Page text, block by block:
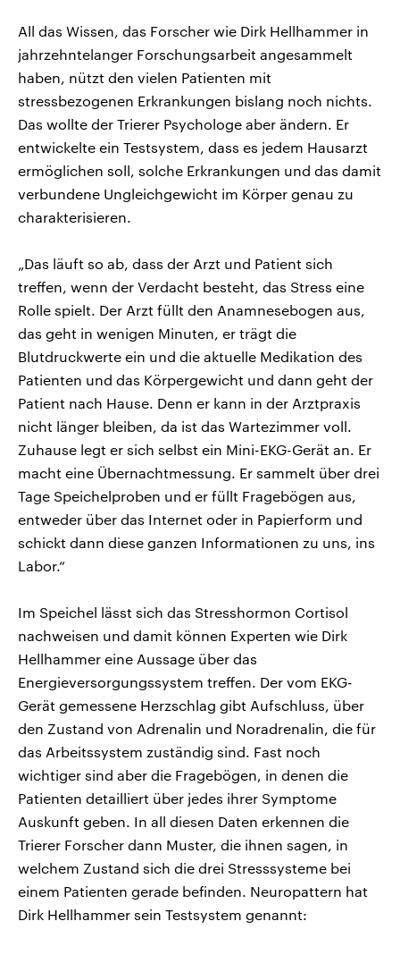
All das Wissen, das Forscher wie Dirk Hellhammer in
jahrzehntelanger Forschungsarbeit angesammelt
haben, nützt den vielen Patienten mit
stressbezogenen Erkrankungen bislang noch nichts.
Das wollte der Trierer Psychologe aber ändern. Er
entwickelte ein Testsystem, dass es jedem Hausarzt
ermöglichen soll, solche Erkrankungen und das damit
verbundene Ungleichgewicht im Körper genau zu
charakterisieren.
„Das läuft so ab, dass der Arzt und Patient sich
treffen, wenn der Verdacht besteht, das Stress eine
Rolle spielt. Der Arzt füllt den Anamnesebogen aus,
das geht in wenigen Minuten, er trägt die
Blutdruckwerte ein und die aktuelle Medikation des
Patienten und das Körpergewicht und dann geht der
Patient nach Hause. Denn er kann in der Arztpraxis
nicht länger bleiben, da ist das Wartezimmer voll.
Zuhause legt er sich selbst ein Mini-EKG-Gerät an. Er
macht eine Übernachtmessung. Er sammelt über drei
Tage Speichelproben und er füllt Fragebögen aus,
entweder über das Internet oder in Papierform und
schickt dann diese ganzen Informationen zu uns, ins
Labor.“
Im Speichel lässt sich das Stresshormon Cortisol
nachweisen und damit können Experten wie Dirk
Hellhammer eine Aussage über das
Energieversorgungssystem treffen. Der vom EKG-
Gerät gemessene Herzschlag gibt Aufschluss, über
den Zustand von Adrenalin und Noradrenalin, die für
das Arbeitssystem zuständig sind. Fast noch
wichtiger sind aber die Fragebögen, in denen die
Patienten detailliert über jedes ihrer Symptome
Auskunft geben. In all diesen Daten erkennen die
Trierer Forscher dann Muster, die ihnen sagen, in
welchem Zustand sich die drei Stresssysteme bei
einem Patienten gerade befinden. Neuropattern hat
Dirk Hellhammer sein Testsystem genannt: